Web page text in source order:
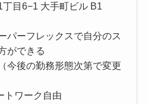
目6−1 大手町ビル B1
パーフレックスで自分のス
ができる
今後の勤務形態次第で変更
トワーク自由